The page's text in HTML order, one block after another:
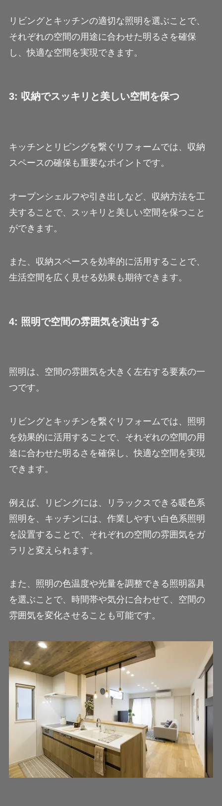
リビングとキッチンの適切な照明を選ぶことで、
それぞれの空間の用途に合わせた明るさを確保
し、快適な空間を実現できます。
3: 収納でスッキリと美しい空間を保つ
キッチンとリビングを繋ぐリフォームでは、収納
スペースの確保も重要なポイントです。
オープンシェルフや引き出しなど、収納方法を工
夫することで、スッキリと美しい空間を保つこと
ができます。
また、収納スペースを効率的に活用することで、
生活空間を広く見せる効果も期待できます。
4: 照明で空間の雰囲気を演出する
照明は、空間の雰囲気を大きく左右する要素の一
つです。
リビングとキッチンを繋ぐリフォームでは、照明
を効果的に活用することで、それぞれの空間の用
途に合わせた明るさを確保し、快適な空間を実現
できます。
例えば、リビングには、リラックスできる暖色系
照明を、キッチンには、作業しやすい白色系照明
を設置することで、それぞれの空間の雰囲気をガ
ラリと変えられます。
また、照明の色温度や光量を調整できる照明器具
を選ぶことで、時間帯や気分に合わせて、空間の
雰囲気を変化させることも可能です。